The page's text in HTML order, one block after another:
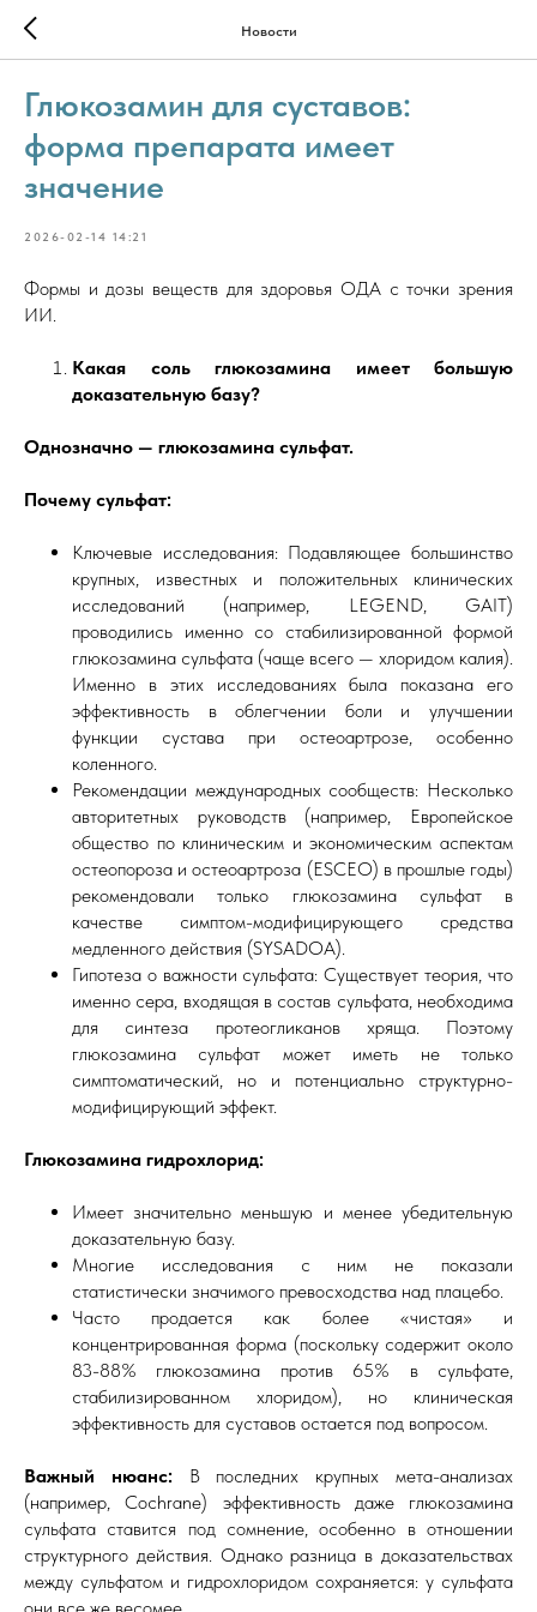
Новости
Глюкозамин для суставов:
форма препарата имеет
значение
2026-02-14 14:21
Формы и дозы веществ для здоровья ОДА с точки зрения
ИИ.
Какая соль глюкозамина имеет большую
доказательную базу?
Однозначно — глюкозамина сульфат.
Почему сульфат:
Ключевые исследования: Подавляющее большинство
крупных, известных и положительных клинических
исследований (например, LEGEND, GAIT)
проводились именно со стабилизированной формой
глюкозамина сульфата (чаще всего — хлоридом калия).
Именно в этих исследованиях была показана его
эффективность в облегчении боли и улучшении
функции сустава при остеоартрозе, особенно
коленного.
Рекомендации международных сообществ: Несколько
авторитетных руководств (например, Европейское
общество по клиническим и экономическим аспектам
остеопороза и остеоартроза (ESCEO) в прошлые годы)
рекомендовали только глюкозамина сульфат в
качестве симптом-модифицирующего средства
медленного действия (SYSADOA).
Гипотеза о важности сульфата: Существует теория, что
именно сера, входящая в состав сульфата, необходима
для синтеза протеогликанов хряща. Поэтому
глюкозамина сульфат может иметь не только
симптоматический, но и потенциально структурно-
модифицирующий эффект.
Глюкозамина гидрохлорид:
Имеет значительно меньшую и менее убедительную
доказательную базу.
Многие исследования с ним не показали
статистически значимого превосходства над плацебо.
Часто продается как более «чистая» и
концентрированная форма (поскольку содержит около
83-88% глюкозамина против 65% в сульфате,
стабилизированном хлоридом), но клиническая
эффективность для суставов остается под вопросом.
Важный нюанс:В последних крупных мета-анализах
(например, Cochrane) эффективность даже глюкозамина
сульфата ставится под сомнение, особенно в отношении
структурного действия. Однако разница в доказательствах
между сульфатом и гидрохлоридом сохраняется: у сульфата